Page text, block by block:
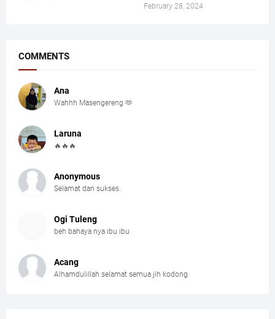
February 28, 2024
COMMENTS
Ana
Wahhh Masengereng 🫶
Laruna
🔥🔥🔥
Anonymous
Selamat dan sukses.
Ogi Tuleng
beh bahaya nya ibu ibu
Acang
Alhamdulillah selamat semua jih kodong